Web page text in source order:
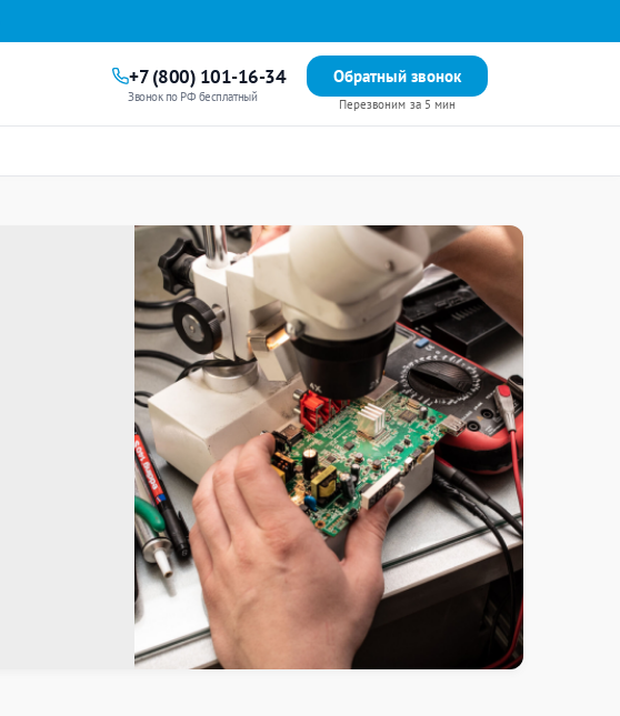
+7 (800) 101-16-34
Звонок по РФ бесплатный
Обратный звонок
Перезвоним за 5 мин